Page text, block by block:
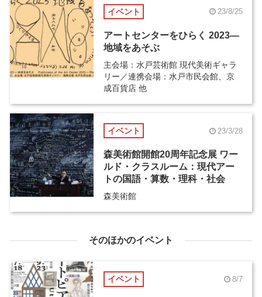
イベント 23/8/25
アートセンターをひらく 2023―
地域をあそぶ
主会場：水戸芸術館 現代美術ギャラ
リー／連携会場：水戸市民会館、京
成百貨店 他
イベント 23/3/28
森美術館開館20周年記念展 ワー
ルド・クラスルーム：現代アー
トの国語・算数・理科・社会
森美術館
そのほかのイベント
イベント 8/7